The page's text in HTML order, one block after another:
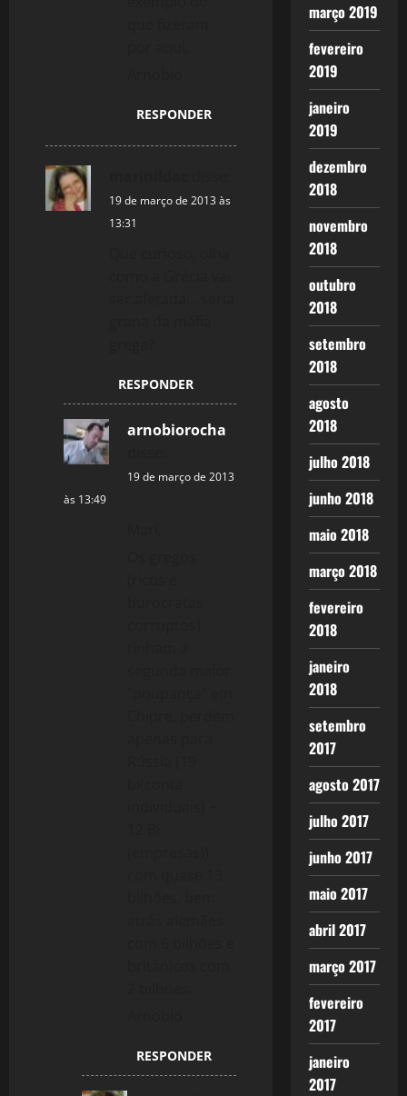
RESPONDER
19 de março de 2013 às
13:31
RESPONDER
arnobiorocha
19 de março de 2013
às 13:49
RESPONDER
março 2019
fevereiro
2019
janeiro
2019
dezembro
2018
novembro
2018
outubro
2018
setembro
2018
agosto
2018
julho 2018
junho 2018
maio 2018
março 2018
fevereiro
2018
janeiro
2018
setembro
2017
agosto 2017
julho 2017
junho 2017
maio 2017
abril 2017
março 2017
fevereiro
2017
janeiro
2017